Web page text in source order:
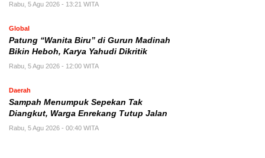
Rabu, 5 Agu 2026 - 13:21 WITA
Global
Patung “Wanita Biru” di Gurun Madinah
Bikin Heboh, Karya Yahudi Dikritik
Rabu, 5 Agu 2026 - 12:00 WITA
Daerah
Sampah Menumpuk Sepekan Tak
Diangkut, Warga Enrekang Tutup Jalan
Rabu, 5 Agu 2026 - 00:40 WITA